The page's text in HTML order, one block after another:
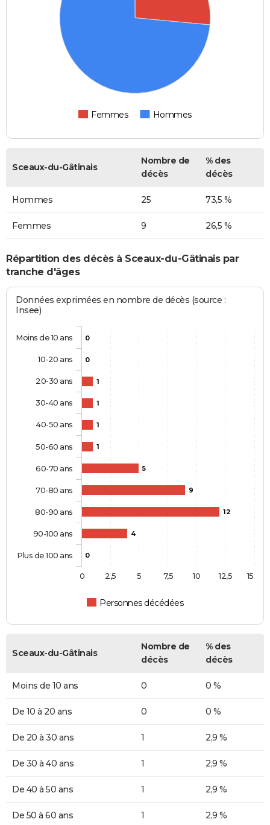
Femmes Hommes
Sceaux-du-Gâtinais
Nombre de
décès
% des
décès
Hommes 25 73,5 %
Femmes 9 26,5 %
Répartition des décès à Sceaux-du-Gâtinais par
tranche d'âges
Données exprimées en nombre de décès (source :
Insee)
0
0
1
1
1
1
5
9
12
4
0
Personnes décédées
Moins de 10 ans
10-20 ans
20-30 ans
30-40 ans
40-50 ans
50-60 ans
60-70 ans
70-80 ans
80-90 ans
90-100 ans
Plus de 100 ans
0 2,5 5 7,5 10 12,5 15
Sceaux-du-Gâtinais
Nombre de
décès
% des
décès
Moins de 10 ans 0 0 %
De 10 à 20 ans 0 0 %
De 20 à 30 ans 1 2,9 %
De 30 à 40 ans 1 2,9 %
De 40 à 50 ans 1 2,9 %
De 50 à 60 ans 1 2,9 %